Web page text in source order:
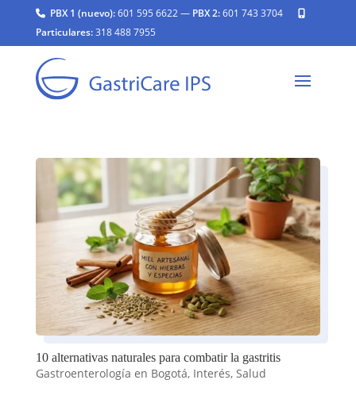
PBX 1 (nuevo):601 595 6622— PBX 2:601 743 3704
Particulares:318 488 7955
10 alternativas naturales para combatir la gastritis
Gastroenterología en Bogotá, Interés, Salud